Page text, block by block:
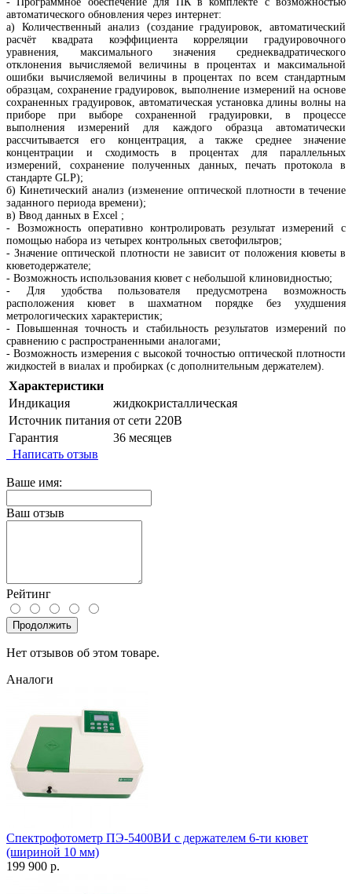
автоматического обновления через интернет:
а) Количественный анализ (создание градуировок, автоматический
расчёт квадрата коэффициента корреляции градуировочного
уравнения, максимального значения среднеквадратического
отклонения вычисляемой величины в процентах и максимальной
ошибки вычисляемой величины в процентах по всем стандартным
образцам, сохранение градуировок, выполнение измерений на основе
сохраненных градуировок, автоматическая установка длины волны на
приборе при выборе сохраненной градуировки, в процессе
выполнения измерений для каждого образца автоматически
рассчитывается его концентрация, а также среднее значение
концентрации и сходимость в процентах для параллельных
измерений, сохранение полученных данных, печать протокола в
стандарте GLP);
б) Кинетический анализ (изменение оптической плотности в течение
заданного периода времени);
в) Ввод данных в Excel ;
- Возможность оперативно контролировать результат измерений с
помощью набора из четырех контрольных светофильтров;
- Значение оптической плотности не зависит от положения кюветы в
кюветодержателе;
- Возможность использования кювет с небольшой клиновидностью;
- Для удобства пользователя предусмотрена возможность
расположения кювет в шахматном порядке без ухудшения
метрологических характеристик;
- Повышенная точность и стабильность результатов измерений по
сравнению с распространенными аналогами;
- Возможность измерения с высокой точностью оптической плотности
жидкостей в виалах и пробирках (с дополнительным держателем).
Характеристики
Индикация
жидкокристаллическая
Источник питания от сети 220В
Гарантия
36 месяцев
Написать отзыв
Ваше имя:
Ваш отзыв
Рейтинг
Продолжить
Нет отзывов об этом товаре.
Аналоги
Спектрофотометр ПЭ-5400ВИ с держателем 6-ти кювет
(шириной 10 мм)
199 900 р.